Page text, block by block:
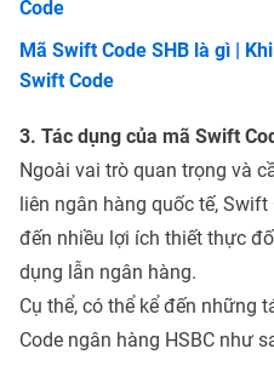
Code
Mã Swift Code SHB là gì |
Swift Code
3. Tác dụng của mã Swift
Ngoài vai trò quan trọng và
liên ngân hàng quốc tế, Swift
đến nhiều lợi ích thiết thực
dụng lẫn ngân hàng.
Cụ thể, có thể kể đến những
Code ngân hàng HSBC như